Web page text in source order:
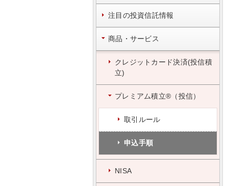
注目の投資信託情報
商品・サービス
クレジットカード決済(投信積
立)
プレミアム積立®（投信）
取引ルール
申込手順
NISA